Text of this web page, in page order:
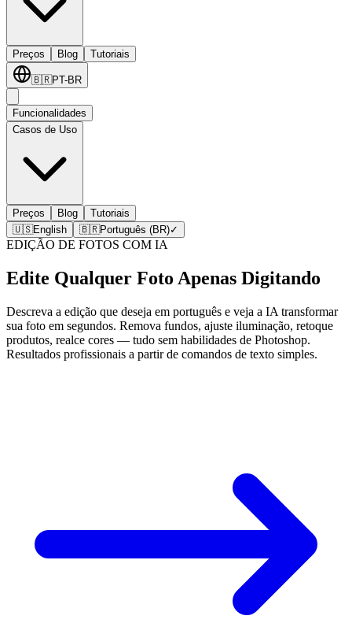
Preços Blog Tutoriais
🇧🇷PT-BR
Funcionalidades
Casos de Uso
Preços Blog
Tutoriais
🇺🇸English 🇧🇷Português (BR)✓
EDIÇÃO DE FOTOS COM IA
Edite Qualquer Foto Apenas Digitando
Descreva a edição que deseja em português e veja a IA transformar
sua foto em segundos. Remova fundos, ajuste iluminação, retoque
produtos, realce cores — tudo sem habilidades de Photoshop.
Resultados profissionais a partir de comandos de texto simples.